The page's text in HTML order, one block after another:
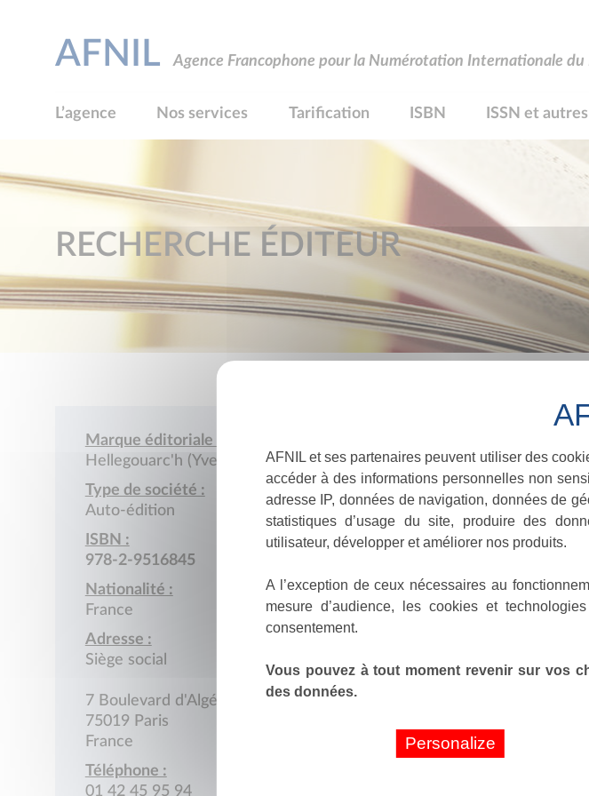
AFNIL Agence Francophone pour la Numérotation Internationale du
L’agence Nos services Tarification ISBN ISSN et
RECHERCHE ÉDITEUR
Marque éditoriale :
Hellegouarc'h (Yves)
Type de société :
Auto-édition
ISBN :
978-2-9516845
Nationalité :
France
Adresse :
Siège social
7 Boulevard d'Algérie
75019 Paris
France
Téléphone :
01 42 45 95 94
AFNIL et ses partenaires peuvent utiliser des
accéder à des informations personnelles non
adresse IP, données de navigation, données de
statistiques d’usage du site, produire des
utilisateur, développer et améliorer nos produits.
A l’exception de ceux nécessaires au
mesure d’audience, les cookies et
consentement.
Vous pouvez à tout moment revenir sur vos
des données.
Personalize